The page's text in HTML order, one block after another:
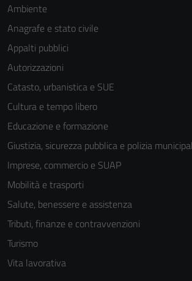
Ambiente
Anagrafe e stato civile
Appalti pubblici
Autorizzazioni
Catasto, urbanistica e SUE
Cultura e tempo libero
Educazione e formazione
Giustizia, sicurezza pubblica e polizia
Imprese, commercio e SUAP
Mobilità e trasporti
Salute, benessere e assistenza
Tributi, finanze e contravvenzioni
Turismo
Vita lavorativa